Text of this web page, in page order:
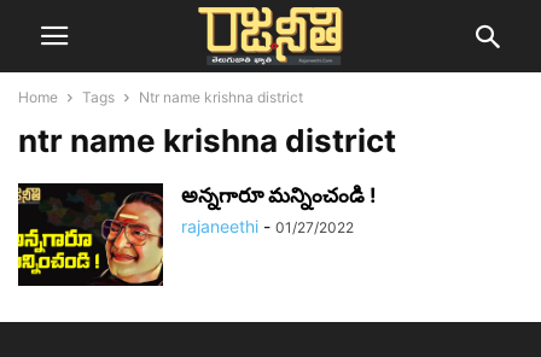
Home Tags Ntr name krishna district
ntr name krishna district
అన్నగారూ మన్నించండి !
rajaneethi - 01/27/2022